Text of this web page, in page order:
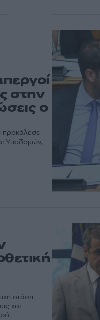
στην
ο
προκάλεσε
Υποδομών,
στάση
και